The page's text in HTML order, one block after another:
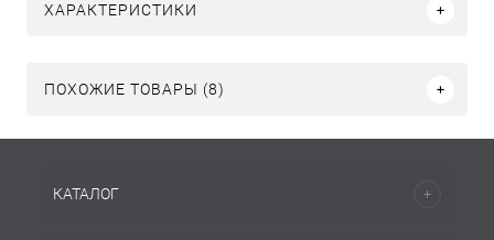
ХАРАКТЕРИСТИКИ
ПОХОЖИЕ ТОВАРЫ (8)
КАТАЛОГ